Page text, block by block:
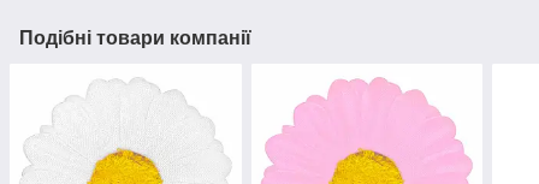
Подібні товари компанії